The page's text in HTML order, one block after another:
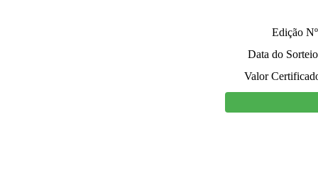
Edição
Data do
Valor